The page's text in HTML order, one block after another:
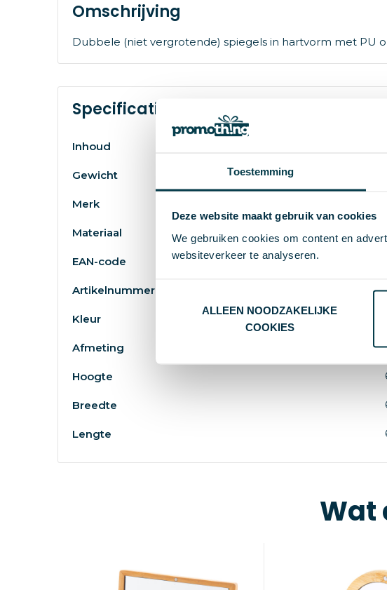
Toestemming
Deze website maakt gebruik van cookies
We gebruiken cookies om content en
websiteverkeer te analyseren.
ALLEEN NOODZAKELIJKE
COOKIES
Omschrijving
Dubbele (niet vergrotende) spiegels in hartvorm met PU
Specificaties
Inhoud
Gewicht
Merk
Materiaal
EAN-code
Artikelnummer
Kleur
Afmeting
Hoogte
Breedte
Lengte
Wat